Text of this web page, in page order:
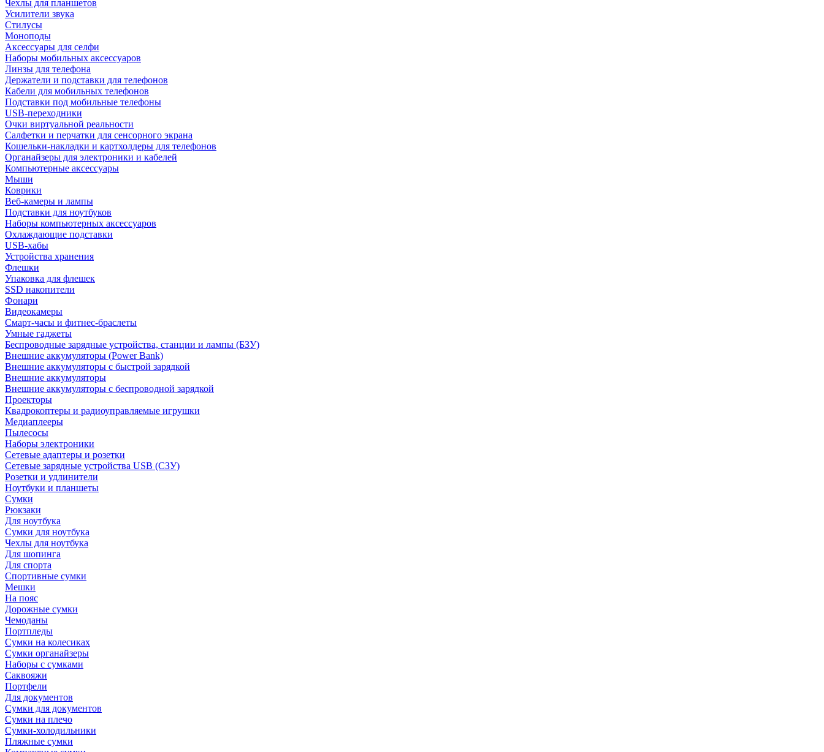
Чехлы для планшетов
Усилители звука
Стилусы
Моноподы
Аксессуары для селфи
Наборы мобильных аксессуаров
Линзы для телефона
Держатели и подставки для телефонов
Кабели для мобильных телефонов
Подставки под мобильные телефоны
USB-переходники
Очки виртуальной реальности
Салфетки и перчатки для сенсорного экрана
Кошельки-накладки и картхолдеры для телефонов
Органайзеры для электроники и кабелей
Компьютерные аксессуары
Мыши
Коврики
Веб-камеры и лампы
Подставки для ноутбуков
Наборы компьютерных аксессуаров
Охлаждающие подставки
USB-хабы
Устройства хранения
Флешки
Упаковка для флешек
SSD накопители
Фонари
Видеокамеры
Смарт-часы и фитнес-браслеты
Умные гаджеты
Беспроводные зарядные устройства, станции и лампы (БЗУ)
Внешние аккумуляторы (Power Bank)
Внешние аккумуляторы с быстрой зарядкой
Внешние аккумуляторы
Внешние аккумуляторы с беспроводной зарядкой
Проекторы
Квадрокоптеры и радиоуправляемые игрушки
Медиаплееры
Пылесосы
Наборы электроники
Сетевые адаптеры и розетки
Сетевые зарядные устройства USB (СЗУ)
Розетки и удлинители
Ноутбуки и планшеты
Сумки
Рюкзаки
Для ноутбука
Сумки для ноутбука
Чехлы для ноутбука
Для шопинга
Для спорта
Спортивные сумки
Мешки
На пояс
Дорожные сумки
Чемоданы
Портпледы
Сумки на колесиках
Сумки органайзеры
Наборы с сумками
Саквояжи
Портфели
Для документов
Сумки для документов
Сумки на плечо
Сумки-холодильники
Пляжные сумки